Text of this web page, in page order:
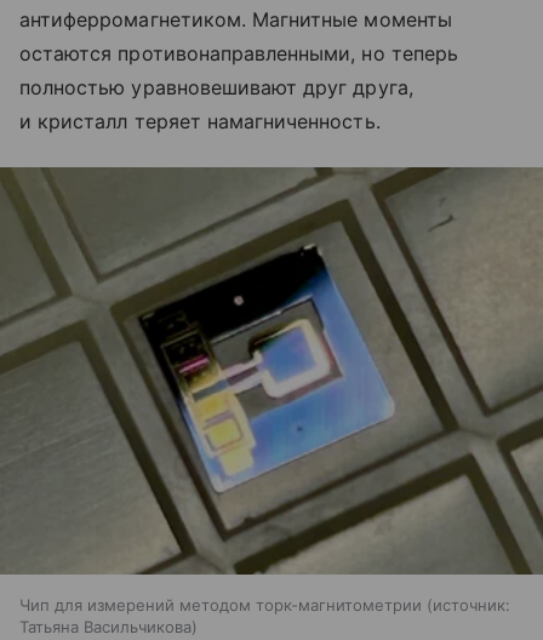
антиферромагнетиком. Магнитные моменты
остаются противонаправленными, но теперь
полностью уравновешивают друг друга,
и кристалл теряет намагниченность.
Чип для измерений методом торк-магнитометрии
источник:
Татьяна Васильчикова